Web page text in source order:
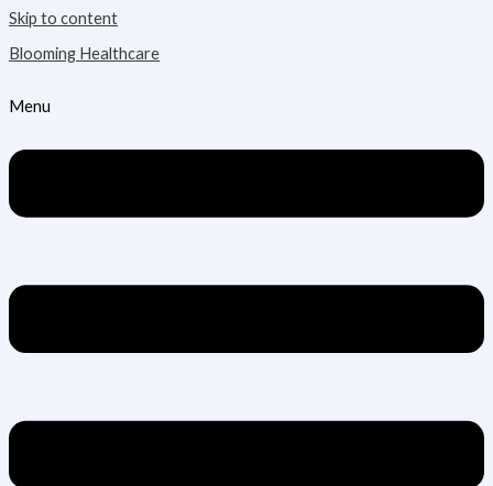
Skip to content
Blooming Healthcare
Menu